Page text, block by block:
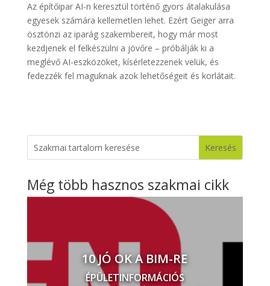
Az építőipar AI-n keresztül történő gyors átalakulása
egyesek számára kellemetlen lehet. Ezért Geiger arra
ösztönzi az iparág szakembereit, hogy már most
kezdjenek el felkészülni a jövőre – próbálják ki a
meglévő AI-eszközöket, kísérletezzenek velük, és
fedezzék fel maguknak azok lehetőségeit és korlátait.
Még több hasznos szakmai cikk
10 JÓ OK A BIM-RE
ÉPÜLETINFORMÁCIÓS